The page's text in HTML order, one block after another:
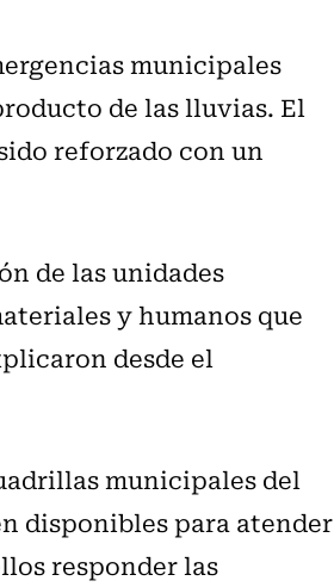
municipales
de las lluvias. El
reforzado con un
de las unidades
y humanos que
desde el
municipales del
disponibles para atender
responder las